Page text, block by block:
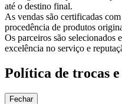
até o destino final.
As vendas são certificadas
procedência de produtos
Os parceiros são selecionados
excelência no serviço e
Política de trocas e
Fechar